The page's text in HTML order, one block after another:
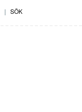
| SÖK